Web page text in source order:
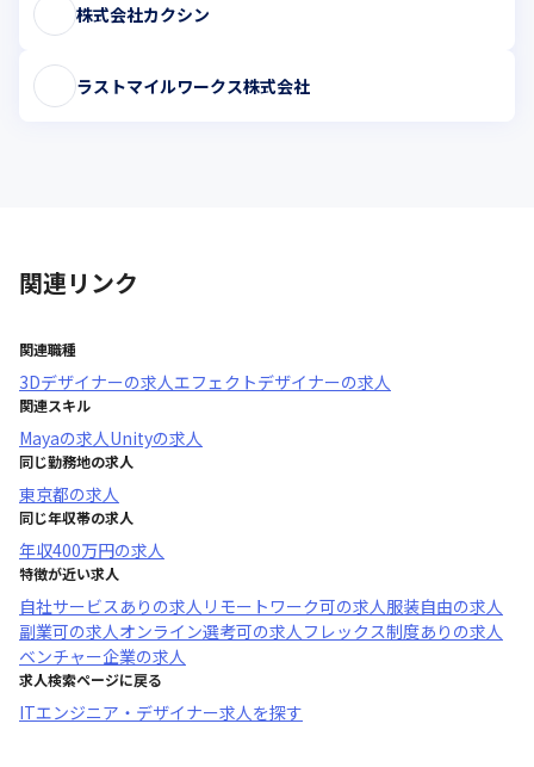
株式会社カクシン
ラストマイルワークス株式会社
関連リンク
関連職種
3Dデザイナーの求人エフェクトデザイナーの求人
関連スキル
Mayaの求人Unityの求人
同じ勤務地の求人
東京都の求人
同じ年収帯の求人
年収400万円の求人
特徴が近い求人
自社サービスあり の求人 リモートワーク可の求人服装自由の求人
副業可の求人オンライン選考可の求人フレックス制度あり の求人
ベンチャー企業の求人
求人検索ページに戻る
ITエンジニア・デザイナー求人を探す